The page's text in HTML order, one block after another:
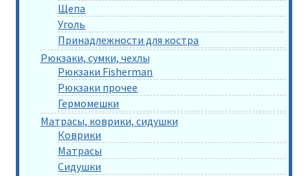
Щепа
Уголь
Принадлежности для костра
Рюкзаки, сумки, чехлы
Рюкзаки Fisherman
Рюкзаки прочее
Гермомешки
Матрасы, коврики, сидушки
Коврики
Матрасы
Сидушки